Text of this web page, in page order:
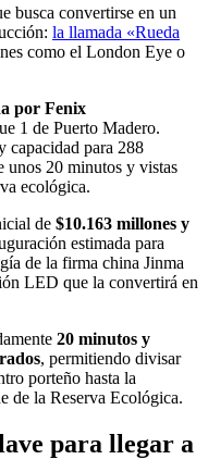
busca convertirse en un
la llamada «Rueda
como el London Eye o
por Fenix
1 de Puerto Madero.
capacidad para 288
unos 20 minutos y vistas
ecológica.
de $10.163 millones y
estimada para
de la firma china Jinma
LED que la convertirá en
20 minutos y
, permitiendo divisar
porteño hasta la
de la Reserva Ecológica.
para llegar a